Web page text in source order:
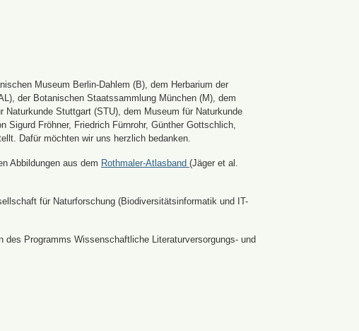
Museum Berlin-Dahlem (B), dem Herbarium der
der Botanischen Staatssammlung München (M), dem
Stuttgart (STU), dem Museum für Naturkunde
Sigurd Fröhner, Friedrich Fürnrohr, Günther Gottschlich,
Dafür möchten wir uns herzlich bedanken.
Abbildungen aus dem Rothmaler-Atlasband (Jäger et al.
für Naturforschung (Biodiversitätsinformatik und IT-
Programms Wissenschaftliche Literaturversorgungs- und